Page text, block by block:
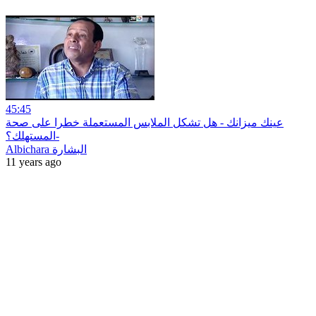
45:45
عينك ميزانك - هل تشكل الملابس المستعملة خطرا على صحة
المستهلك؟-
Albichara البشارة
11 years ago